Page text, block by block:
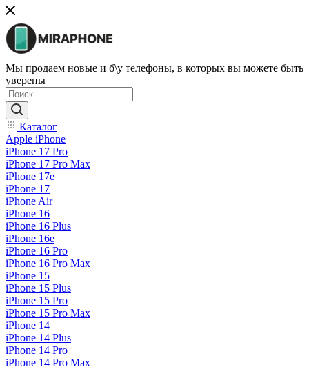
Мы продаем новые и б\у телефоны, в которых вы можете быть
уверены
Каталог
Apple iPhone
iPhone 17 Pro
iPhone 17 Pro Max
iPhone 17e
iPhone 17
iPhone Air
iPhone 16
iPhone 16 Plus
iPhone 16e
iPhone 16 Pro
iPhone 16 Pro Max
iPhone 15
iPhone 15 Plus
iPhone 15 Pro
iPhone 15 Pro Max
iPhone 14
iPhone 14 Plus
iPhone 14 Pro
iPhone 14 Pro Max